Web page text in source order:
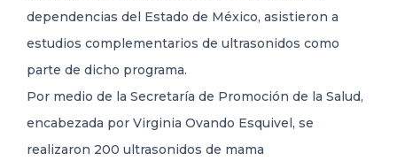
dependencias del Estado de México, asistieron a
estudios complementarios de ultrasonidos como
parte de dicho programa.
Por medio de la Secretaría de Promoción de la Salud,
encabezada por Virginia Ovando Esquivel, se
realizaron 200 ultrasonidos de mama